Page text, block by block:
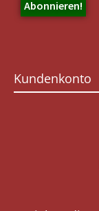
Kundenkonto